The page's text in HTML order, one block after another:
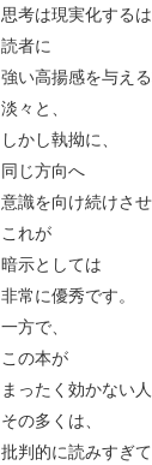
思考は現実化するは
読者に
強い高揚感を与え
淡々と、
しかし執拗に、
同じ方向へ
意識を向け続けさせ
これが
暗示としては
非常に優秀です。
一方で、
この本が
まったく効かない人
その多くは、
批判的に読みすぎて